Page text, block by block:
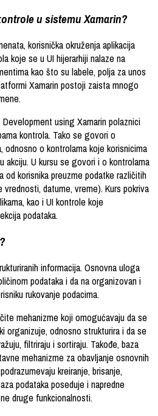
u sistemu Xamarin?
korisnička okruženja aplikacija
koje se u UI hijerarhiji nalaze na
kao što su labele, polja za unos
Xamarin postoji zaista mnogo
Development using Xamarin polaznici
kontrola. Tako se govori o
odnosno o kontrolama koje korisnicima
akciju. U kursu se govori i o kontrolama
od korisnika preuzme podatke različitih
datume, vreme). Kurs pokriva
kao i UI kontrole koje
podataka.
informacija. Osnovna uloga
podataka i da na organizovan i
rukovanje podacima.
mehanizme koji omogućavaju da se
organizuje, odnosno strukturira i da se
filtriraju i sortiraju. Takođe, baza
mehanizme za obavljanje osnovnih
kreiranje, brisanje,
podataka poseduje i napredne
druge funkcionalnosti.